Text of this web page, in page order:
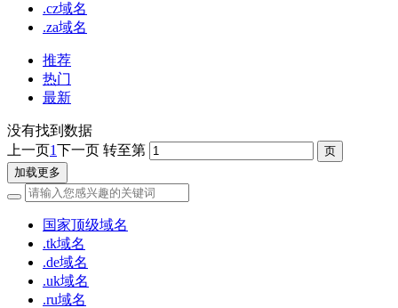
.cz域名
.za域名
推荐
热门
最新
没有找到数据
上一页1下一页 转至第
加载更多
国家顶级域名
.tk域名
.de域名
.uk域名
.ru域名